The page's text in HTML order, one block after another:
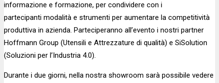
informazione e formazione, per condividere con i
partecipanti modalità e strumenti per aumentare la competitività
produttiva in azienda. Parteciperanno all’evento i nostri partner
Hoffmann Group (Utensili e Attrezzature di qualità) e SiSolution
(Soluzioni per l’Industria 4.0).
Durante i due giorni, nella nostra showroom sarà possibile vedere